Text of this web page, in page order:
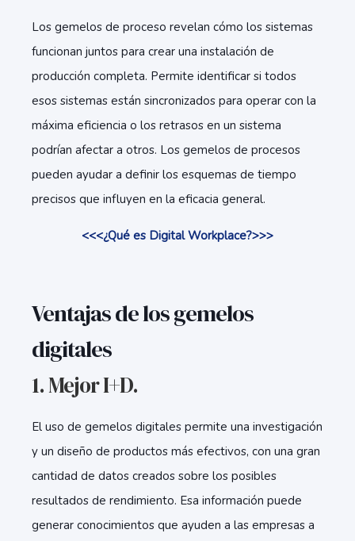
Los gemelos de proceso revelan cómo los sistemas
funcionan juntos para crear una instalación de
producción completa. Permite identificar si todos
esos sistemas están sincronizados para operar con la
máxima eficiencia o los retrasos en un sistema
podrían afectar a otros. Los gemelos de procesos
pueden ayudar a definir los esquemas de tiempo
precisos que influyen en la eficacia general.
<<<¿Qué es Digital Workplace?>>>
Ventajas de los gemelos
digitales
1. Mejor I+D.
El uso de gemelos digitales permite una investigación
y un diseño de productos más efectivos, con una gran
cantidad de datos creados sobre los posibles
resultados de rendimiento. Esa información puede
generar conocimientos que ayuden a las empresas a